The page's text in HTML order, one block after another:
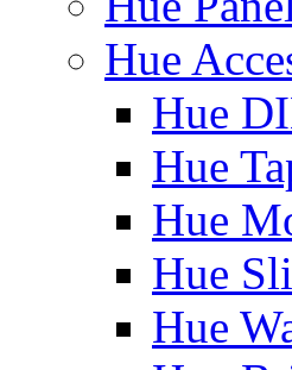
Hue
Hue
Hue
Hue
Hue
Hue